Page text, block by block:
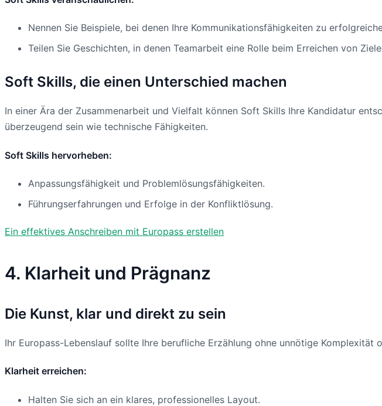
Nennen Sie Beispiele, bei denen Ihre Kommunikationsfähigkeiten zu
Teilen Sie Geschichten, in denen Teamarbeit eine Rolle beim Erreichen von
Soft Skills, die einen Unterschied machen
In einer Ära der Zusammenarbeit und Vielfalt können Soft Skills Ihre Kandidatur
überzeugend sein wie technische Fähigkeiten.
Soft Skills hervorheben:
Anpassungsfähigkeit und Problemlösungsfähigkeiten.
Führungserfahrungen und Erfolge in der Konfliktlösung.
Ein effektives Anschreiben mit Europass erstellen
4. Klarheit und Prägnanz
Die Kunst, klar und direkt zu sein
Ihr Europass-Lebenslauf sollte Ihre berufliche Erzählung ohne unnötige Komplexität
Klarheit erreichen:
Halten Sie sich an ein klares, professionelles Layout.